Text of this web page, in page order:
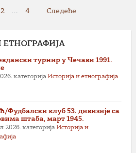
2 … 4 Следеће
ЕТНОГРАФИЈА
турнир у Чечави 1991.
категорија Историја и етнографија
Фудбалски клуб 53. дивизије са
штаба, март 1945.
2026. категорија Историја и